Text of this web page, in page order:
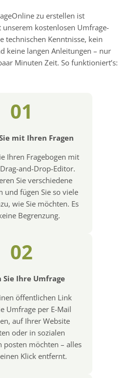
zu erstellen ist
kostenlosen Umfrage-
technischen Kenntnisse, kein
keine langen Anleitungen – nur
Minuten Zeit. So funktioniert’s:
01
mit Ihren Fragen
Ihren Fragebogen mit
and-Drop-Editor.
Sie verschiedene
und fügen Sie so viele
wie Sie möchten. Es
Begrenzung.
02
Sie Ihre Umfrage
öffentlichen Link
Umfrage per E-Mail
auf Ihrer Website
oder in sozialen
posten möchten – alles
Klick entfernt.